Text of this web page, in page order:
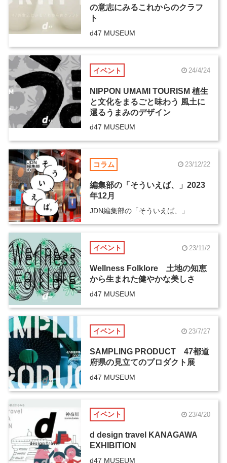
の意志にみるこれからのクラフ
ト
d47 MUSEUM
イベント 24/4/24
NIPPON UMAMI TOURISM 植生
と文化をまるごと味わう 風土に
還るうまみのデザイン
d47 MUSEUM
コラム 23/12/22
編集部の「そういえば、」2023
年12月
JDN編集部の「そういえば、」
イベント 23/11/2
Wellness Folklore 土地の知恵
から生まれた健やかな美しさ
d47 MUSEUM
イベント 23/7/27
SAMPLING PRODUCT 47都道
府県の見立てのプロダクト展
d47 MUSEUM
イベント 23/4/20
d design travel KANAGAWA
EXHIBITION
d47 MUSEUM